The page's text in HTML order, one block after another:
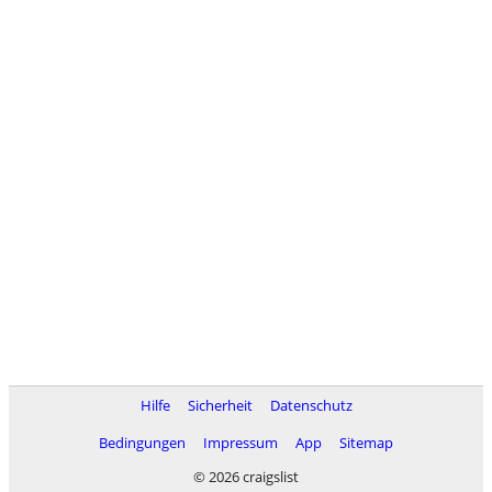
Hilfe Sicherheit
Datenschutz
Bedingungen
Impressum App
Sitemap
© 2026 craigslist